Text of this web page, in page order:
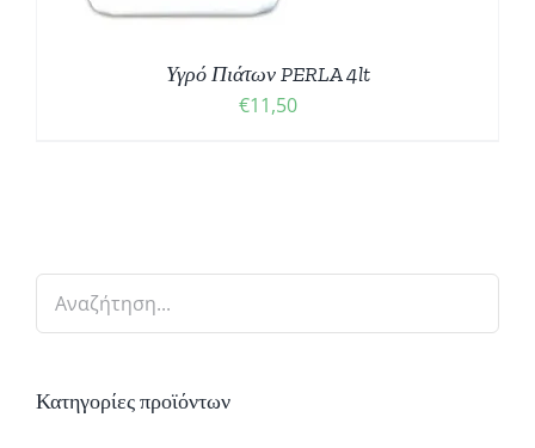
Υγρό Πιάτων PERLA 4lt
€11,50
Κατηγορίες προϊόντων